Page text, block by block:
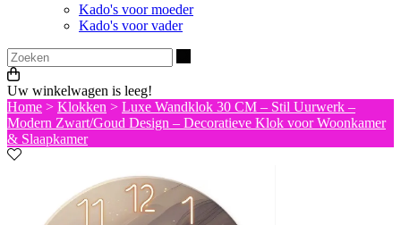
Kado's voor moeder
Kado's voor vader
Uw winkelwagen is leeg!
Home > Klokken > Luxe Wandklok 30 CM – Stil Uurwerk –
Modern Zwart/Goud Design – Decoratieve Klok voor Woonkamer
& Slaapkamer